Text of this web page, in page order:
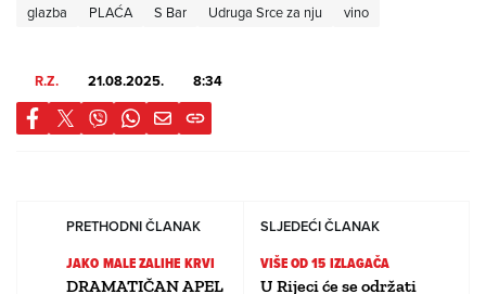
glazba PLAĆA S Bar Udruga Srce za nju vino
R.Z. 21.08.2025. 8:34
PRETHODNI ČLANAK
JAKO MALE ZALIHE KRVI
DRAMATIČAN APEL
SLJEDEĆI ČLANAK
VIŠE OD 15 IZLAGAČA
U Rijeci će se održati